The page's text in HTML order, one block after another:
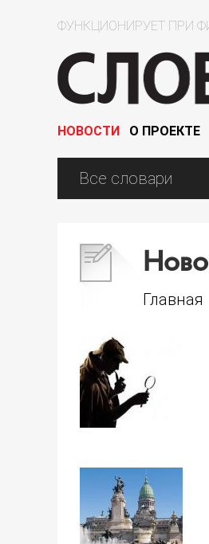
ФУНКЦИОНИРУЕТ ПРИ
НОВОСТИ О ПРОЕКТЕ
Главная